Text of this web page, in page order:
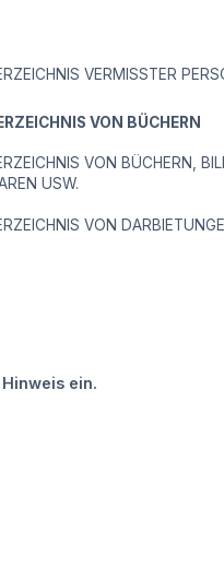
VERMISSTER
VON BÜCHERN
VON BÜCHERN,
USW.
VON
ein.